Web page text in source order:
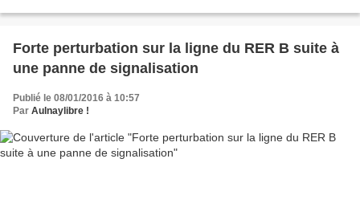
Forte perturbation sur la ligne du RER B suite à
une panne de signalisation
Publié le 08/01/2016 à 10:57
Par Aulnaylibre !